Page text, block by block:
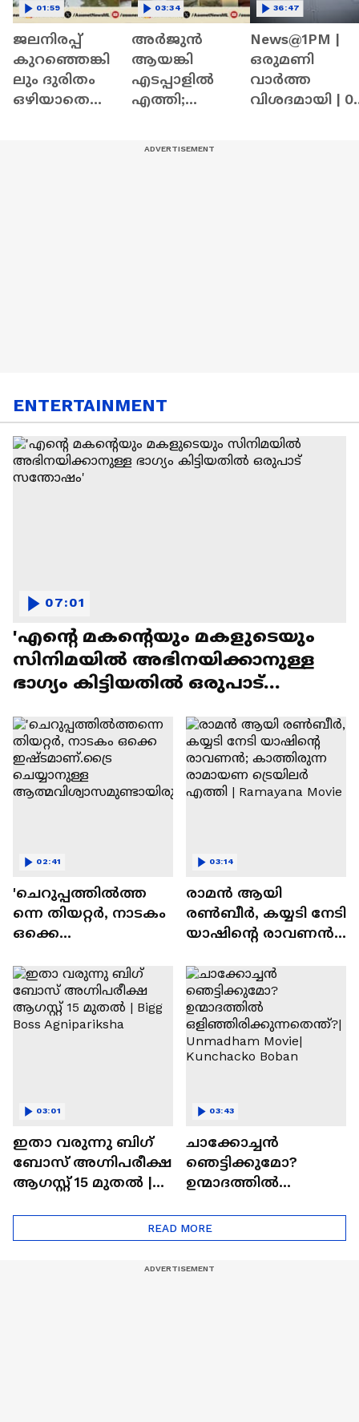
ജലനിരപ്പ്
കുറഞ്ഞെങ്കി
ലും ദുരിതം
ഒഴിയാതെ
01:59
അർജുൻ
ആയങ്കി
എടപ്പാളിൽ
എത്തി;
03:34
News@1PM |
ഒരുമണി
വാർത്ത
വിശദമായി |
36:47
ENTERTAINMENT
'എന്റെ മകന്റെയും മകളുടെയും
സിനിമയിൽ അഭിനയിക്കാനുള്ള
ഭാഗ്യം കിട്ടിയതിൽ ഒരുപാട്
07:01
'ചെറുപ്പത്തിൽത്ത
ന്നെ തിയറ്റർ, നാടകം
ഒക്കെ
ചെയ്യാനുള്ള
ആത്മവിശ്വാസമുണ്ടാ
യിരുന്നില്ല'
02:41
രാമന്‍ ആയി
രൺബീർ, കയ്യടി നേടി
യാഷിന്റെ രാവണൻ;
രാമായണ ട്രെയിലർ
എത്തി | Ramayana
Movie
03:14
ഇതാ വരുന്നു ബിഗ്
ബോസ് അഗ്നിപരീക്ഷ
ആഗസ്റ്റ് 15 മുതൽ |
03:01
ചാക്കോച്ചന്‍
ഞെട്ടിക്കുമോ?
ഉന്മാദത്തിൽ
ന്ത്?| Unmadham
Movie| Kunchacko
03:43
READ MORE